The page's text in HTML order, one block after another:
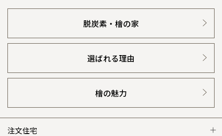
脱炭素・檜の家
選ばれる理由
檜の魅力
注文住宅